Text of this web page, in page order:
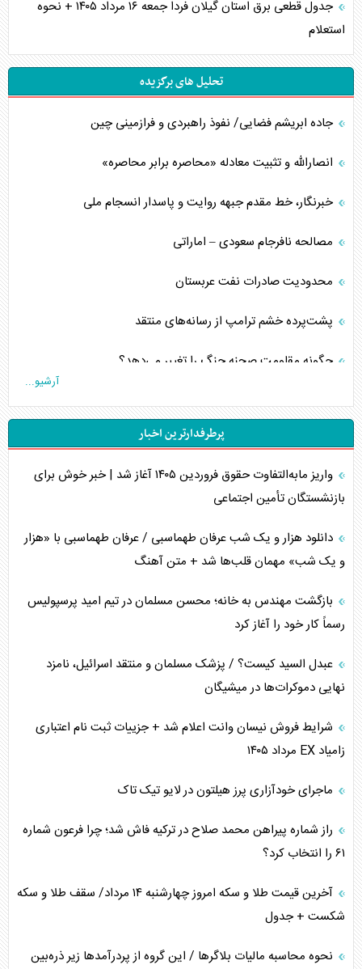
جدول قطعی برق استان گیلان فردا جمعه ۱۶ مرداد ۱۴۰۵ + نحوه
استعلام
تحلیل های برگزیده
جاده ابریشم فضایی/ نفوذ راهبردی و فرازمینی چین
انصارالله و تثبیت معادله «محاصره برابر محاصره»
خبرنگار، خط مقدم جبهه روایت و پاسدار انسجام ملی
مصالحه نافرجام سعودی – اماراتی
محدودیت صادرات نفت عربستان
پشت‌پرده خشم ترامپ از رسانه‌های منتقد
چگونه مقاومت صحنه جنگ را تغییر می‌دهد؟
جنگ رمضان و معضل حضور نظامیان آمریکایی
تحلیل جامع پدیده تراستی‌ها
تأثیر جنگ ایران و آمریکا بر اقتصاد جهانی
اربعین، کابوس مشترک تل‌آویو-واشنگتن
برنامه هفتم توسعه در نقطه کور سیاستگذاری
اوکراین بازوی مخرب آمریکا در غرب آسیا
اهمیت راهبردی اردن برای آمریکا
پیام، ظرفیت بالفعل‌نشده تجارت ایران
همسویی عربستان با سنتکام علیه متحدان ایران
ترامپ و توهم خلع سلاح حماس
آرشیو...
پرطرفدارترین اخبار
واریز مابه‌التفاوت حقوق فروردین ۱۴۰۵ آغاز شد | خبر خوش برای
بازنشستگان تأمین اجتماعی
دانلود هزار و یک شب عرفان طهماسبی / عرفان طهماسبی با «هزار
و یک شب» مهمان قلب‌ها شد + متن آهنگ
بازگشت مهندس به خانه؛ محسن مسلمان در تیم امید پرسپولیس
رسماً کار خود را آغاز کرد
عبدل السید کیست؟ / پزشک مسلمان و منتقد اسرائیل، نامزد
نهایی دموکرات‌ها در میشیگان
شرایط فروش نیسان وانت اعلام شد + جزییات ثبت نام اعتباری
زامیاد EX مرداد ۱۴۰۵
ماجرای خودآزاری پرز هیلتون در لایو تیک تاک
راز شماره پیراهن محمد صلاح در ترکیه فاش شد؛ چرا فرعون شماره
۶۱ را انتخاب کرد؟
آخرین قیمت طلا و سکه امروز چهارشنبه ۱۴ مرداد/ سقف طلا و سکه
شکست + جدول
نحوه محاسبه مالیات بلاگر‌ها / این گروه از پردرآمد‌ها زیر ذره‌بین